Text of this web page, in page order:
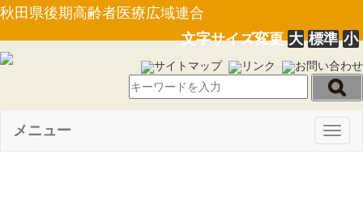
秋田県後期高齢者医療広域連合
文字サイズ変更大 標準 小
サイトマップ リンク お問い合わせ
メニュー